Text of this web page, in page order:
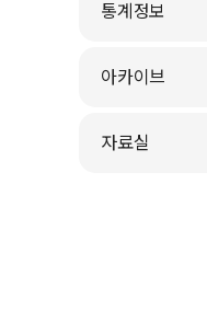
통계정보
아카이브
자료실